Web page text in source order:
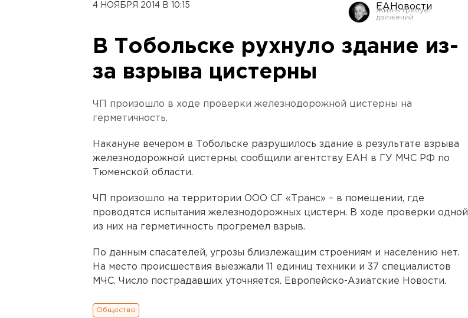
4 НОЯБРЯ 2014 В 10:15 ЕАНовости
В Тобольске рухнуло здание из-
за взрыва цистерны
ЧП произошло в ходе проверки железнодорожной цистерны на
герметичность.
Накануне вечером в Тобольске разрушилось здание в результате взрыва
железнодорожной цистерны, сообщили агентству ЕАН в ГУ МЧС РФ по
Тюменской области.
ЧП произошло на территории ООО СГ «Транс» – в помещении, где
проводятся испытания железнодорожных цистерн. В ходе проверки одной
из них на герметичность прогремел взрыв.
По данным спасателей, угрозы близлежащим строениям и населению нет.
На место происшествия выезжали 11 единиц техники и 37 специалистов
МЧС. Число пострадавших уточняется. Европейско-Азиатские Новости.
Общество